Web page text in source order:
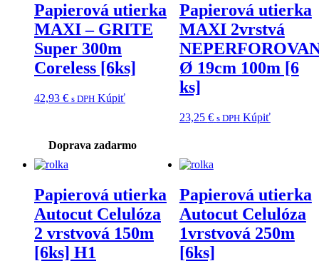
Papierová utierka
MAXI – GRITE
Super 300m
Coreless [6ks]
42,93 € s DPH Kúpiť
Papierová utierka
MAXI 2vrstvá
Ø 19cm 100m [6
ks]
23,25 € s DPH Kúpiť
Papierová utierka
Autocut Celulóza
2 vrstvová 150m
[6ks] H1
Papierová utierka
Autocut Celulóza
1vrstvová 250m
[6ks]
Doprava zadarmo